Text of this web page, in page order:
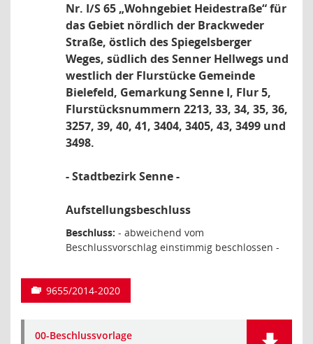
Nr. I/S 65 „Wohngebiet Heidestraße“ für
das Gebiet nördlich der Brackweder
Straße, östlich des Spiegelsberger
Weges, südlich des Senner Hellwegs und
westlich der Flurstücke Gemeinde
Bielefeld, Gemarkung Senne I, Flur 5,
Flurstücksnummern 2213, 33, 34, 35, 36,
3257, 39, 40, 41, 3404, 3405, 43, 3499 und
3498.
- Stadtbezirk Senne -
Aufstellungsbeschluss
Beschluss: - abweichend vom
Beschlussvorschlag einstimmig beschlossen -
9655/2014-2020
00-Beschlussvorlage